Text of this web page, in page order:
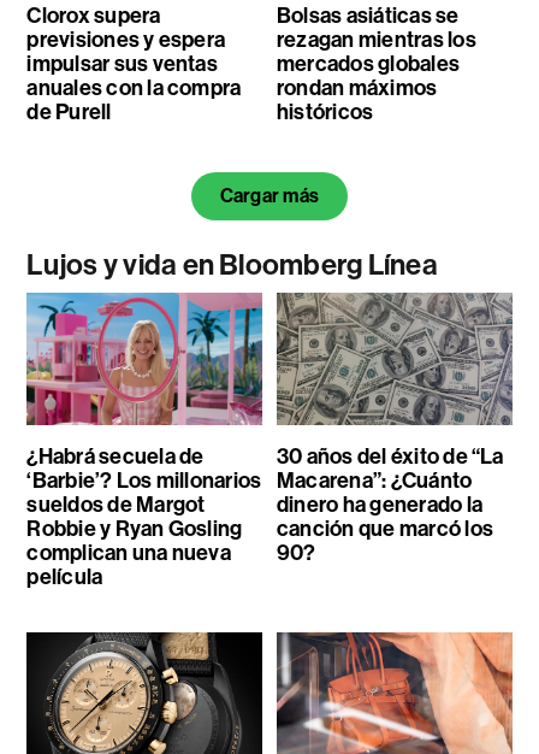
Clorox supera
previsiones y espera
impulsar sus ventas
anuales con la compra
de Purell
Bolsas asiáticas se
rezagan mientras los
mercados globales
rondan máximos
históricos
Cargar más
Lujos y vida en Bloomberg Línea
¿Habrá secuela de
‘Barbie’? Los millonarios
sueldos de Margot
Robbie y Ryan Gosling
complican una nueva
película
30 años del éxito de “La
Macarena”: ¿Cuánto
dinero ha generado la
canción que marcó los
90?